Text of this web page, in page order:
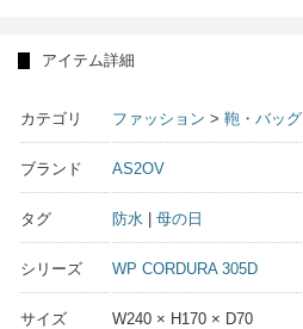
アイテム詳細
カテゴリ ファッション > 鞄・バッグ
ブランド AS2OV
タグ 防水 | 母の日
シリーズ WP CORDURA 305D
サイズ W240 × H170 × D70